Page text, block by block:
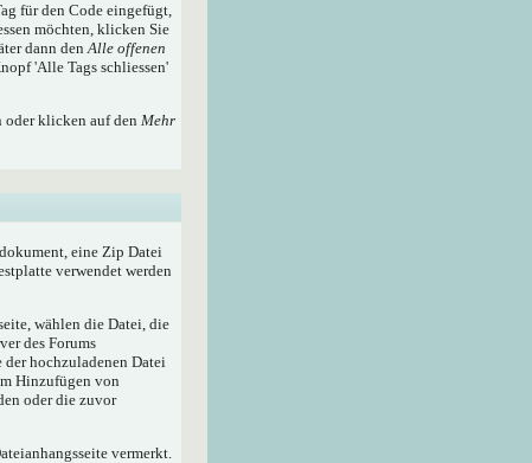
für den Code eingefügt,
möchten, klicken Sie
dann denAlle offenen
'Alle Tags schliessen'
oder klicken auf den Mehr
eine Zip Datei
verwendet werden
wählen die Datei, die
des Forums
hochzuladenen Datei
Hinzufügen von
oder die zuvor
vermerkt.